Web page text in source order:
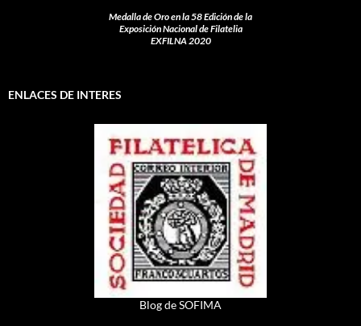
Medalla de Oro en la 58 Edición de la
Exposición Nacional de Filatelia
EXFILNA 2020
ENLACES DE INTERES
Blog de SOFIMA